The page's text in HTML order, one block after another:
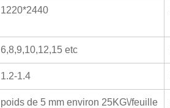
1220*2440
6,8,9,10,12,15 etc
1.2-1.4
poids de 5 mm environ 25KG\/feuille